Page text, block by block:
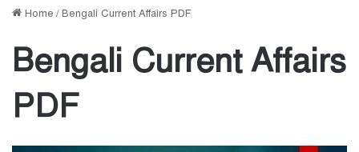
Home /Bengali Current Affairs PDF
Bengali Current Affairs
PDF